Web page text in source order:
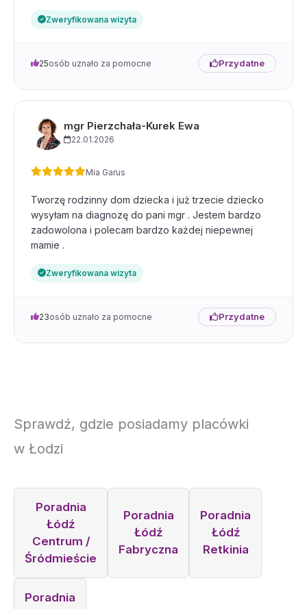
Zweryfikowana wizyta
25osób uznało za pomocne Przydatne
mgr Pierzchała-Kurek Ewa
22.01.2026
Mia Garus
Tworzę rodzinny dom dziecka i już trzecie dziecko
wysyłam na diagnozę do pani mgr . Jestem bardzo
zadowolona i polecam bardzo każdej niepewnej
mamie .
Zweryfikowana wizyta
23osób uznało za pomocne Przydatne
Sprawdź, gdzie posiadamy placówki
w Łodzi
Poradnia
Łódź
Centrum /
Śródmieście
Poradnia
Łódź
Fabryczna
Poradnia
Łódź
Retkinia
Poradnia